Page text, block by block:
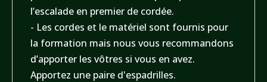
l’escalade en premier de cordée.
- Les cordes et le matériel sont fournis pour
la formation mais nous vous recommandons
d’apporter les vôtres si vous en avez.
Apportez une paire d'espadrilles.